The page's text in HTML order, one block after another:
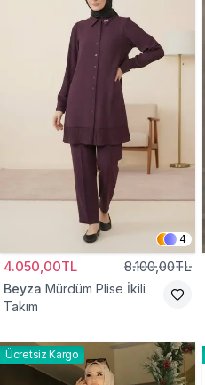
4
4.050,00TL 8.100,00TL
Beyza Mürdüm Plise İkili
Takım
Ücretsiz Kargo